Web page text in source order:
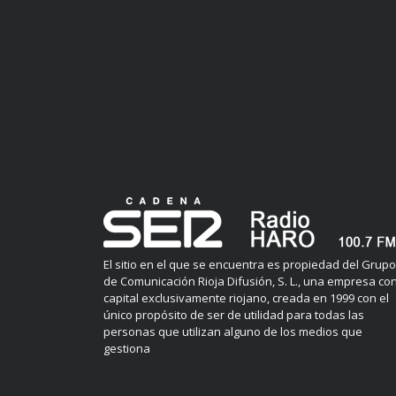
El sitio en el que se encuentra es propiedad del Grupo
de Comunicación Rioja Difusión, S. L., una empresa
capital exclusivamente riojano, creada en 1999 con el
único propósito de ser de utilidad para todas las
personas que utilizan alguno de los medios que
gestiona